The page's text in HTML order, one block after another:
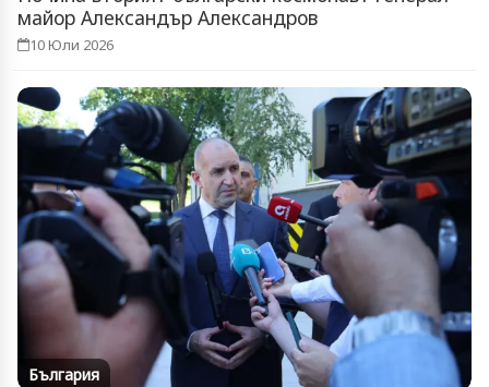
майор Александър Александров
10 Юли 2026
България